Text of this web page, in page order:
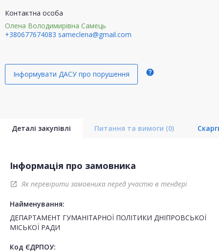
Контактна особа
Олена Володимирівна Самець
+380677674083 sameclena@gmail.com
Інформувати ДАСУ про порушення help
Деталі закупівлі Питання та вимоги (0)
Інформація про замовника
open_in_new Як перевірити замовника перед участю в тендері
Найменування:
ДЕПАРТАМЕНТ ГУМАНІТАРНОЇ ПОЛІТИКИ ДНІПРОВСЬКОЇ
МІСЬКОЇ РАДИ
Код ЄДРПОУ: